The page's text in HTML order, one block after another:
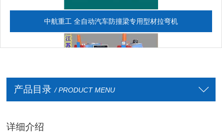
中航重工 全自动汽车防撞梁专用型材拉弯机
产品目录 / PRODUCT MENU
详细介绍